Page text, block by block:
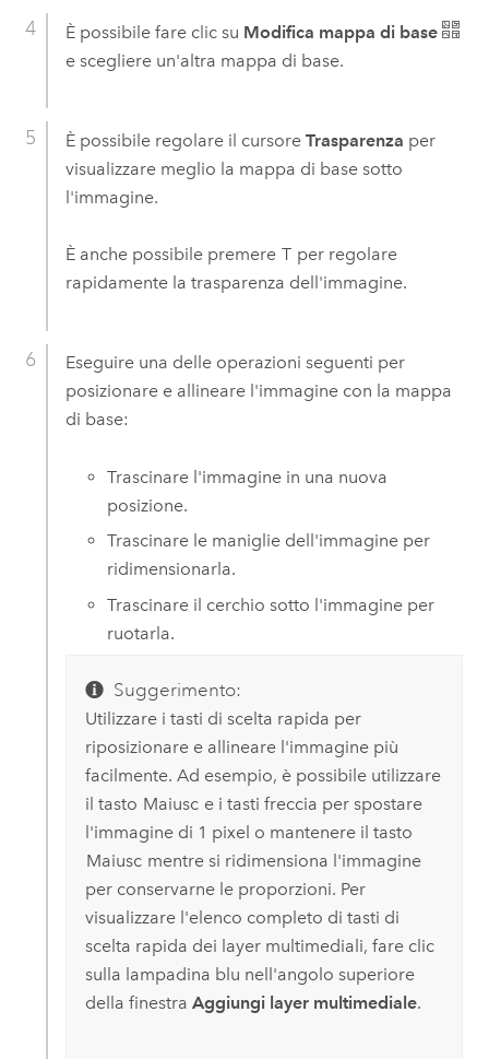
È possibile fare clic su Modifica mappa di base
e scegliere un'altra mappa di base.
È possibile regolare il cursore Trasparenza per
visualizzare meglio la mappa di base sotto
l'immagine.
È anche possibile premere T per regolare
rapidamente la trasparenza dell'immagine.
Eseguire una delle operazioni seguenti per
posizionare e allineare l'immagine con la mappa
di base:
Trascinare l'immagine in una nuova
posizione.
Trascinare le maniglie dell'immagine per
ridimensionarla.
Trascinare il cerchio sotto l'immagine per
ruotarla.
Suggerimento:
Utilizzare i tasti di scelta rapida per
riposizionare e allineare l'immagine più
facilmente. Ad esempio, è possibile utilizzare
il tasto Maiusc e i tasti freccia per spostare
l'immagine di 1 pixel o mantenere il tasto
Maiusc mentre si ridimensiona l'immagine
per conservarne le proporzioni. Per
visualizzare l'elenco completo di tasti di
scelta rapida dei layer multimediali, fare clic
sulla lampadina blu nell'angolo superiore
della finestra Aggiungi layer multimediale.